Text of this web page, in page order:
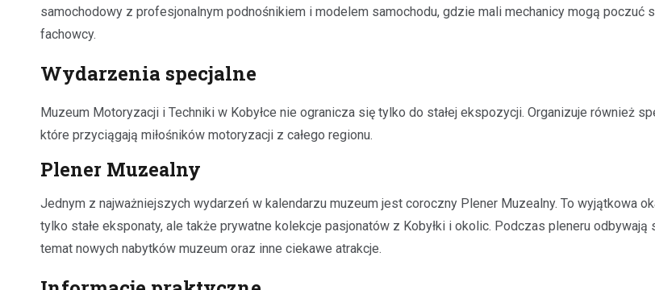
samochodowy z profesjonalnym podnośnikiem i modelem samochodu, gdzie mali mechanicy mogą poczuć
fachowcy.
Wydarzenia specjalne
Muzeum Motoryzacji i Techniki w Kobyłce nie ogranicza się tylko do stałej ekspozycji. Organizuje również
które przyciągają miłośników motoryzacji z całego regionu.
Plener Muzealny
Jednym z najważniejszych wydarzeń w kalendarzu muzeum jest coroczny Plener Muzealny. To wyjątkowa
tylko stałe eksponaty, ale także prywatne kolekcje pasjonatów z Kobyłki i okolic. Podczas pleneru odbywają
temat nowych nabytków muzeum oraz inne ciekawe atrakcje.
22 lutego 2025